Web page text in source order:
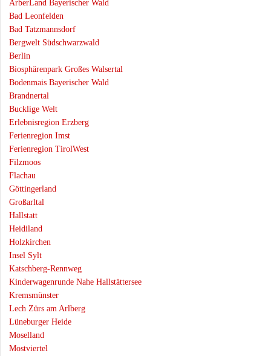
ArberLand Bayerischer Wald
Bad Leonfelden
Bad Tatzmannsdorf
Bergwelt Südschwarzwald
Berlin
Biosphärenpark Großes Walsertal
Bodenmais Bayerischer Wald
Brandnertal
Bucklige Welt
Erlebnisregion Erzberg
Ferienregion Imst
Ferienregion TirolWest
Filzmoos
Flachau
Göttingerland
Großarltal
Hallstatt
Heidiland
Holzkirchen
Insel Sylt
Katschberg-Rennweg
Kinderwagenrunde Nahe Hallstättersee
Kremsmünster
Lech Zürs am Arlberg
Lüneburger Heide
Moselland
Mostviertel